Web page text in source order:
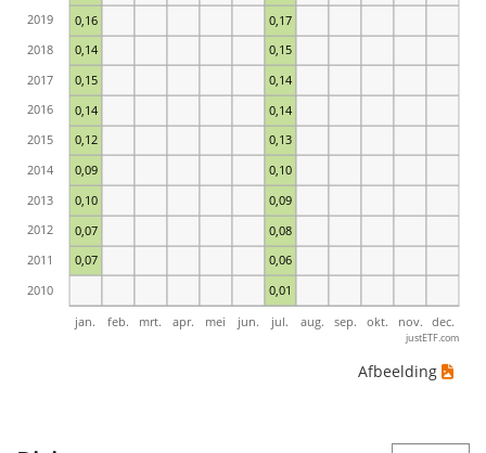
0,01
0,07 0,06
0,07 0,08
0,10 0,09
0,09 0,10
0,12 0,13
0,14 0,14
0,15 0,14
0,14 0,15
0,16 0,17
jan. feb. mrt. apr. mei jun. jul. aug. sep. okt. nov. dec.
2010
2011
2012
2013
2014
2015
2016
2017
2018
2019
justETF.com
Afbeelding